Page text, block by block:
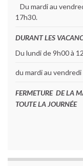
Du mardi au
17h30.
DURANT LES
Du lundi de 9h00 à
du mardi au
FERMETURE DE LA
TOUTE LA JOURNÉE